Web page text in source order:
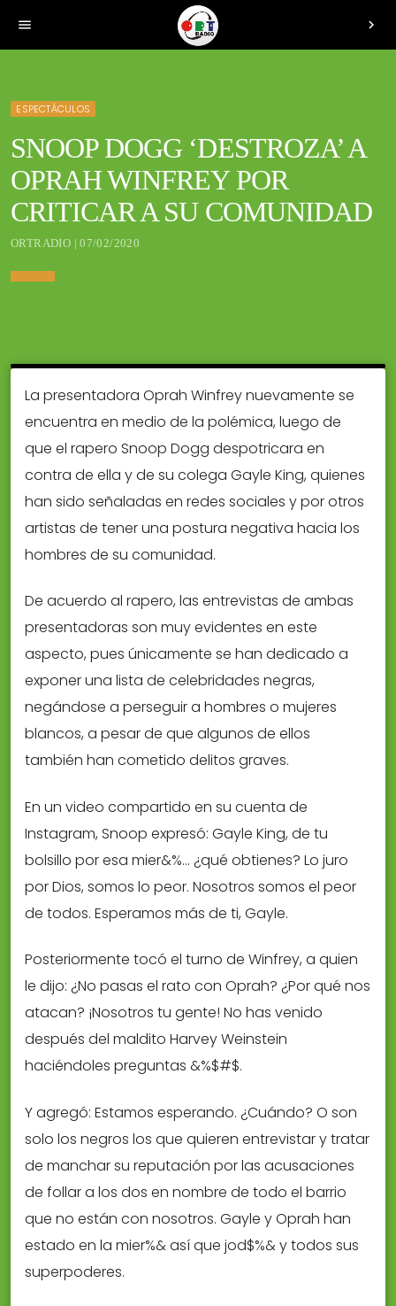
menu chevron_right
ESPECTÁCULOS
SNOOP DOGG ‘DESTROZA’ A
OPRAH WINFREY POR
CRITICAR A SU COMUNIDAD
ORTRADIO | 07/02/2020
La presentadora Oprah Winfrey nuevamente se
encuentra en medio de la polémica, luego de
que el rapero Snoop Dogg despotricara en
contra de ella y de su colega Gayle King, quienes
han sido señaladas en redes sociales y por otros
artistas de tener una postura negativa hacia los
hombres de su comunidad.
De acuerdo al rapero, las entrevistas de ambas
presentadoras son muy evidentes en este
aspecto, pues únicamente se han dedicado a
exponer una lista de celebridades negras,
negándose a perseguir a hombres o mujeres
blancos, a pesar de que algunos de ellos
también han cometido delitos graves.
En un video compartido en su cuenta de
Instagram, Snoop expresó: Gayle King, de tu
bolsillo por esa mier&%… ¿qué obtienes? Lo juro
por Dios, somos lo peor. Nosotros somos el peor
de todos. Esperamos más de ti, Gayle.
Posteriormente tocó el turno de Winfrey, a quien
le dijo: ¿No pasas el rato con Oprah? ¿Por qué nos
atacan? ¡Nosotros tu gente! No has venido
después del maldito Harvey Weinstein
haciéndoles preguntas &%$#$.
Y agregó: Estamos esperando. ¿Cuándo? O son
solo los negros los que quieren entrevistar y tratar
de manchar su reputación por las acusaciones
de follar a los dos en nombre de todo el barrio
que no están con nosotros. Gayle y Oprah han
estado en la mier%& así que jod$%& y todos sus
superpoderes.